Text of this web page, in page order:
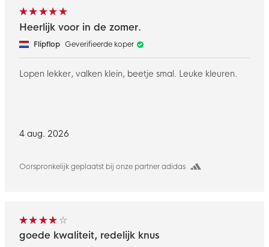
4 aug. 2026
Oorspronkelijk geplaatst bij onze partner adidas
Heerlijk voor in de zomer.
Flipflop Geverifieerde koper
Lopen lekker, valken klein, beetje smal. Leuke kleuren.
goede kwaliteit, redelijk knus